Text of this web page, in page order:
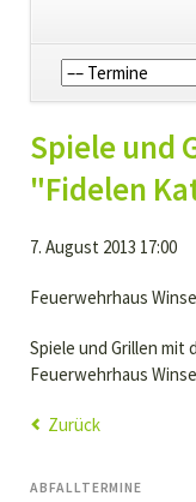
Navigation
überspringen
Spiele und
"Fidelen
7. August 2013 17:00
Feuerwehrhaus
Spiele und Grillen mit
Feuerwehrhaus
Zurück
ABFALLTERMINE